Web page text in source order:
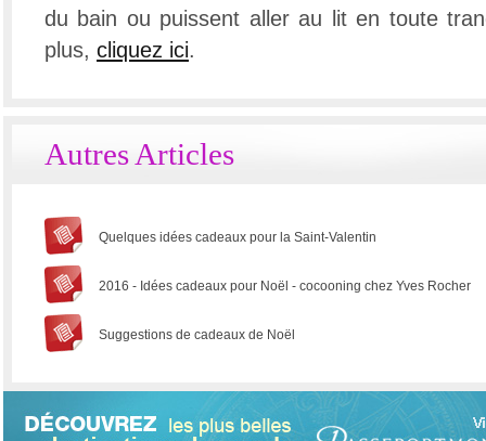
du bain ou puissent aller au lit en toute
plus, cliquez ici.
Autres Articles
Quelques idées cadeaux pour la Saint-Valentin
2016 - Idées cadeaux pour Noël - cocooning chez Yves Rocher
Suggestions de cadeaux de Noël